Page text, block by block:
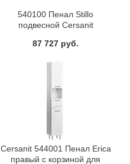
540100 Пенал Stillo
подвесной Cersanit
87 727 руб.
Cersanit 544001 Пенал Erica
правый с корзиной для